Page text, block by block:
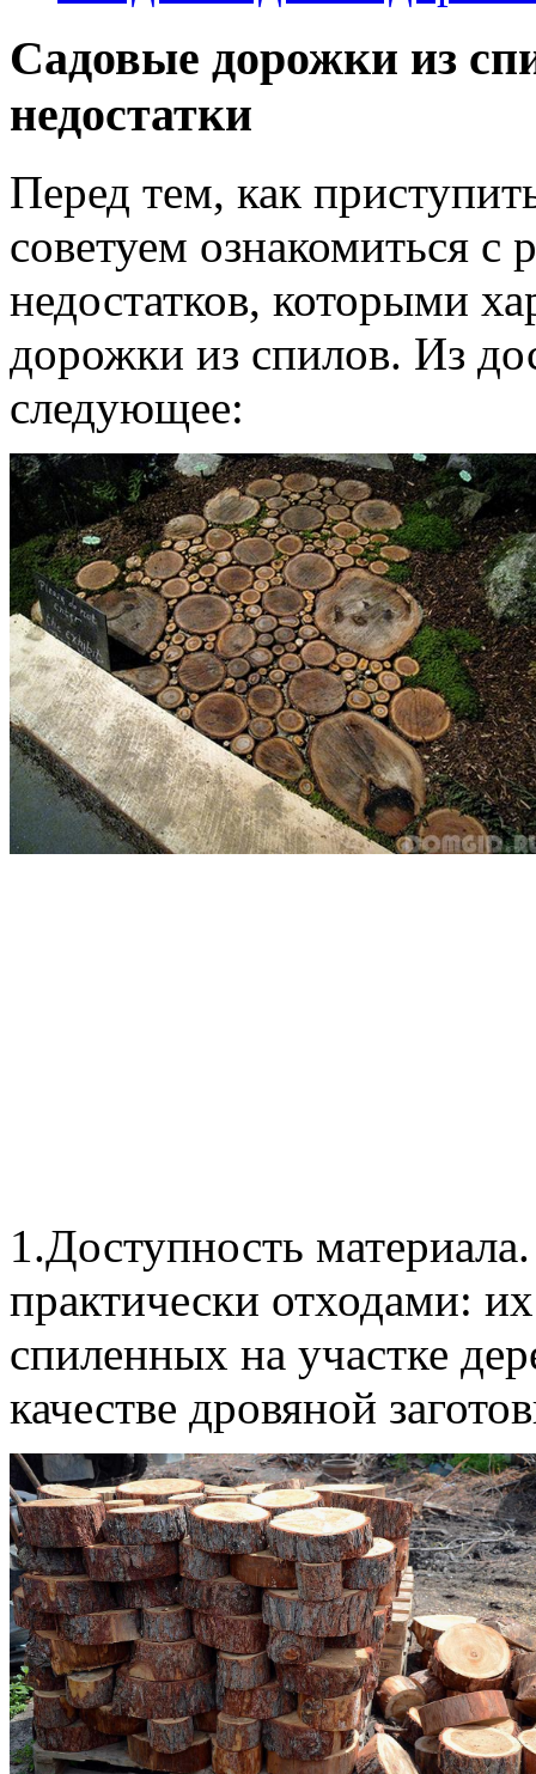
Садовые дорожки из
недостатки
Перед тем, как
советуем ознакомиться с
недостатков, которыми
дорожки из спилов. Из
следующее:
1.Доступность
практически отходами:
спиленных на участке
качестве дровяной